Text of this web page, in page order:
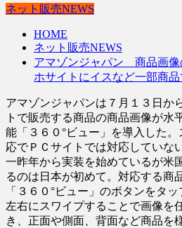
ネット販売NEWS
HOME
ネット販売NEWS
アマゾンジャパン 商品画像
ホサイトにイスなど一部商品
アマゾンジャパンは７月１３日か
トで販売する商品の商品画像が水
能「３６０°ビュー」を導入した
応でＰＣサイトでは対応していな
一昨年から実装を始めているが米
るのは日本が初めて。対応する商
「３６０°ビュー」のボタンをタ
左右にスワイプすることで画像を
き、正面や側面、背面など商品を